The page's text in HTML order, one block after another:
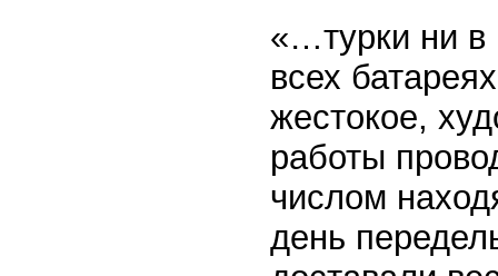
«…турки ни в
всех
жестокое,
работы
числом
день